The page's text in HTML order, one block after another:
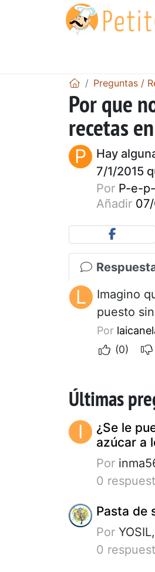
Preguntas /
Por que
recetas
P
Hay
7/1/2015
Por P-e-
Añadir
L
Imagino
puesto
Por
(0)
Últimas
I
¿Se le
azúcar a
Por
0
Pasta de
Por
0